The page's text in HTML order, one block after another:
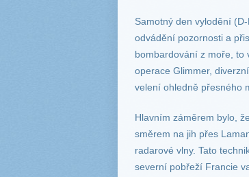
Samotný den vylodění
odvádění pozornosti a
bombardování z moře, to
operace Glimmer,
velení ohledně přesného
Hlavním záměrem bylo,
směrem na jih přes
radarové vlny. Tato
severní pobřeží Francie